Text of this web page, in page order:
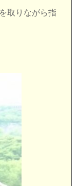
取りながら指